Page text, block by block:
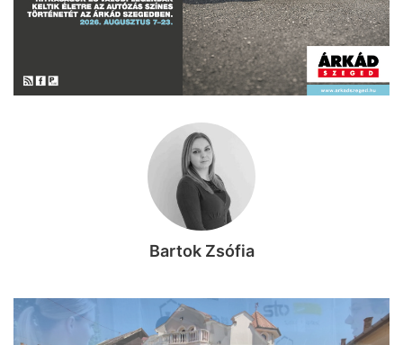
Bartok Zsófia